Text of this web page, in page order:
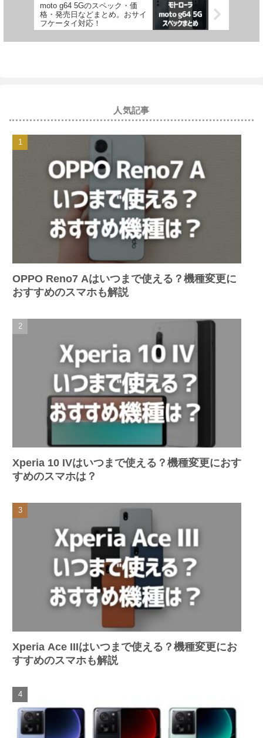
moto g64 5Gのスペック・価
格・発売日などまとめ。おサイ
フケータイ対応！
人気記事
OPPO Reno7 Aはいつまで使える？機種変更に
おすすめのスマホも解説
Xperia 10 IVはいつまで使える？機種変更におす
すめのスマホは？
Xperia Ace IIIはいつまで使える？機種変更にお
すすめのスマホも解説